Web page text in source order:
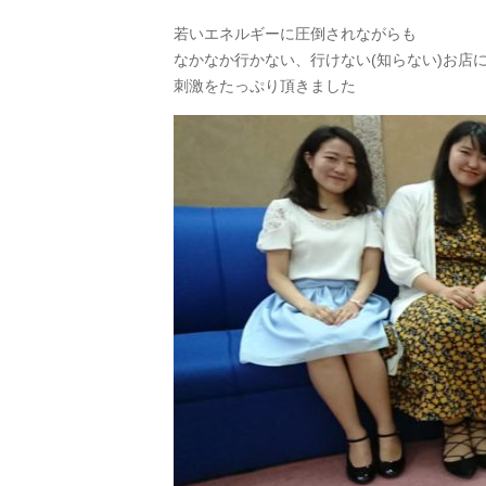
若いエネルギーに圧倒されながらも
なかなか行かない、行けない(知らない)お店
刺激をたっぷり頂きました